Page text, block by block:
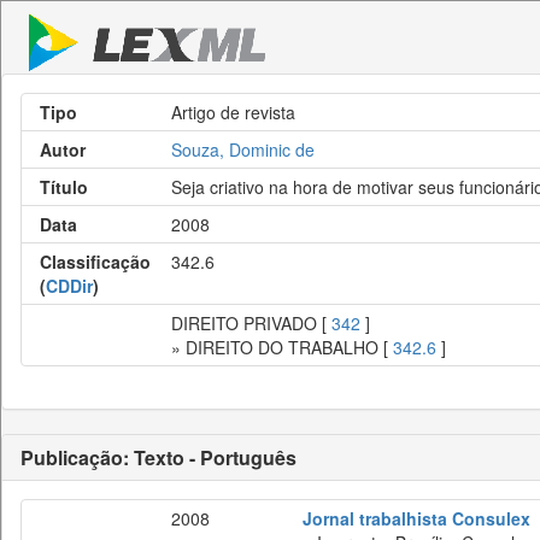
Tipo
Artigo de revista
Autor
Souza, Dominic de
Título
Seja criativo na hora de motivar seus
Data
2008
Classificação
(CDDir)
342.6
DIREITO PRIVADO [ 342 ]
» DIREITO DO TRABALHO [ 342.6 ]
Publicação: Texto - Português
2008
Jornal trabalhista Consulex